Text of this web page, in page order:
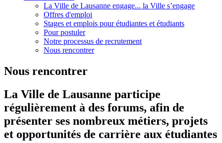
La Ville de Lausanne engage... la Ville s’engage
Offres d'emploi
Stages et emplois pour étudiantes et étudiants
Pour postuler
Notre processus de recrutement
Nous rencontrer
Nous rencontrer
La Ville de Lausanne participe
régulièrement à des forums, afin de
présenter ses nombreux métiers, projets
et opportunités de carrière aux étudiantes